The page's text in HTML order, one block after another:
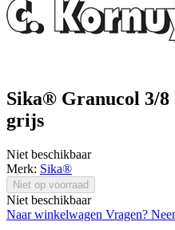
Sika® Granucol 3/8
grijs
Niet beschikbaar
Merk: Sika®
Niet op voorraad
Niet beschikbaar
Naar winkelwagen Vragen?